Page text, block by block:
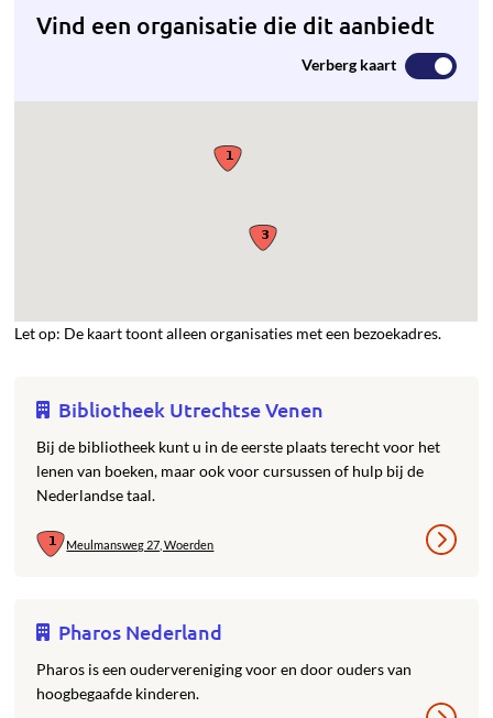
Vind een organisatie die dit aanbiedt
Verberg kaart
Let op: De kaart toont alleen organisaties met een bezoekadres.
Bibliotheek Utrechtse Venen
Bij de bibliotheek kunt u in de eerste plaats terecht voor het
lenen van boeken, maar ook voor cursussen of hulp bij de
Nederlandse taal.
Meulmansweg 27, Woerden
Pharos Nederland
Pharos is een oudervereniging voor en door ouders van
hoogbegaafde kinderen.